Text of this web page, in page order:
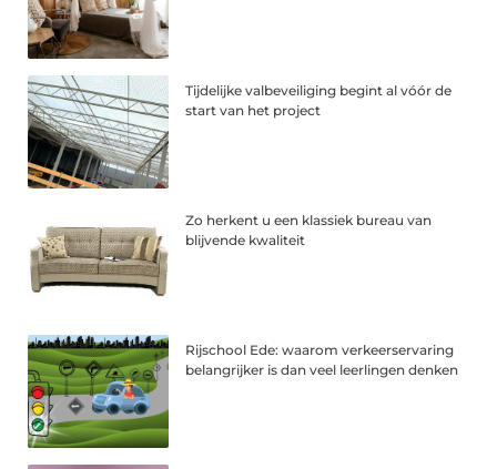
Tijdelijke valbeveiliging begint al vóór de
start van het project
Zo herkent u een klassiek bureau van
blijvende kwaliteit
Rijschool Ede: waarom verkeerservaring
belangrijker is dan veel leerlingen denken